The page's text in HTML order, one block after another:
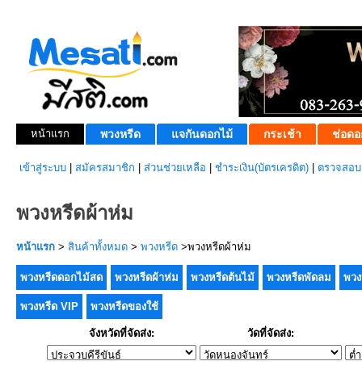
หน้าแรก พวงหรีด แจกันดอกไม้ กระเช้า ช่อดอ
เข้าสู่ระบบ สมัครสมาชิก ส่วนช่วยเหลือ ชำระเงิน(บัตรเครดิต) ตรวจสอ
พวงหรีดผ้าห่ม
หน้าแรก > สินค้าทั้งหมด > พวงหรีด >พวงหรีดผ้าห่ม
พวงหรีดดอกไม้สด พวงหรีดผ้าห่ม พวงหรีดต้นไม้ พวงหรีดพัดลม พว
พวงหรีด VIP พวงหรีดของใช้
จังหวัดที่จัดส่ง: วัดที่จัดส่ง: